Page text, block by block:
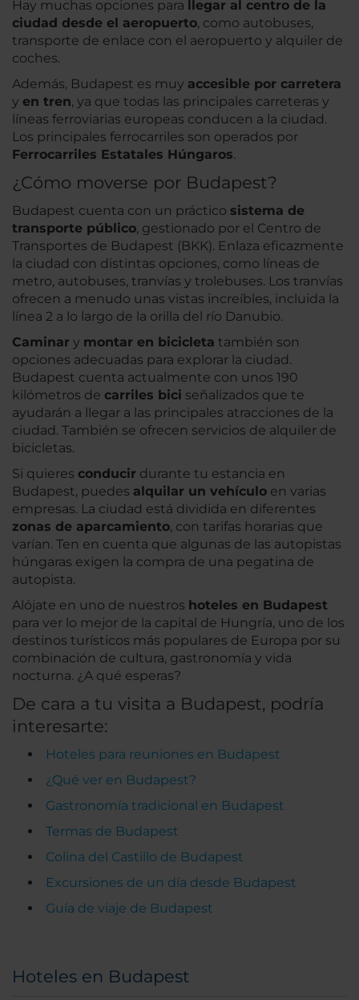
Hay muchas opciones para llegar al centro de la
ciudad desde el aeropuerto, como autobuses,
transporte de enlace con el aeropuerto y alquiler de
coches.
Además, Budapest es muy accesible por carretera
y en tren, ya que todas las principales carreteras y
líneas ferroviarias europeas conducen a la ciudad.
Los principales ferrocarriles son operados por
Ferrocarriles Estatales Húngaros.
¿Cómo moverse por Budapest?
Budapest cuenta con un práctico sistema de
transporte público, gestionado por el Centro de
Transportes de Budapest (BKK). Enlaza eficazmente
la ciudad con distintas opciones, como líneas de
metro, autobuses, tranvías y trolebuses. Los tranvías
ofrecen a menudo unas vistas increíbles, incluida la
línea 2 a lo largo de la orilla del río Danubio.
Caminar y montar en bicicleta también son
opciones adecuadas para explorar la ciudad.
Budapest cuenta actualmente con unos 190
kilómetros de carriles bici señalizados que te
ayudarán a llegar a las principales atracciones de la
ciudad. También se ofrecen servicios de alquiler de
bicicletas.
Si quieres conducir durante tu estancia en
Budapest, puedes alquilar un vehículo en varias
empresas. La ciudad está dividida en diferentes
zonas de aparcamiento, con tarifas horarias que
varían. Ten en cuenta que algunas de las autopistas
húngaras exigen la compra de una pegatina de
autopista.
Alójate en uno de nuestros hoteles en Budapest
para ver lo mejor de la capital de Hungría, uno de los
destinos turísticos más populares de Europa por su
combinación de cultura, gastronomía y vida
nocturna. ¿A qué esperas?
De cara a tu visita a Budapest, podría
interesarte:
Hoteles para reuniones en Budapest
¿Qué ver en Budapest?
Gastronomía tradicional en Budapest
Termas de Budapest
Colina del Castillo de Budapest
Excursiones de un día desde Budapest
Guía de viaje de Budapest
Hoteles en Budapest